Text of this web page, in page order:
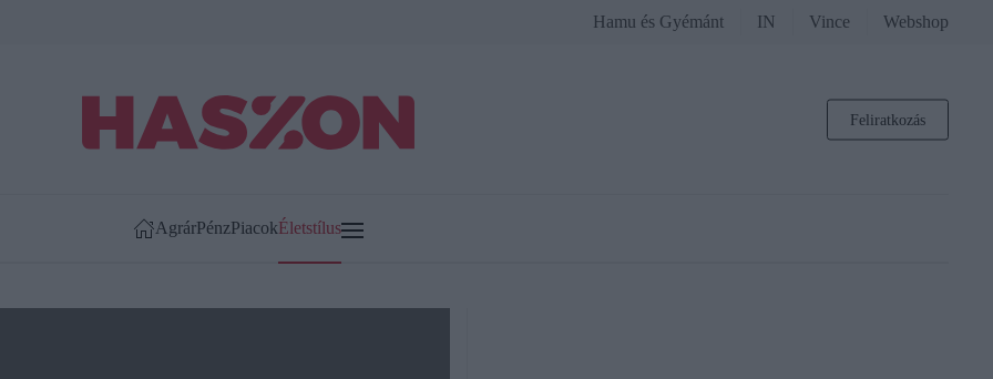
Hamu és Gyémánt IN Vince Webshop
Feliratkozás
AgrárPénzPiacokÉletstílus